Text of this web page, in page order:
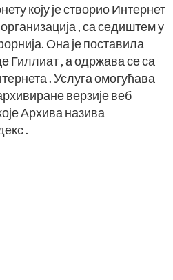
коју је створио Интернет
, са седиштем у
Она је поставила
Гиллиат , а одржава се са
. Услуга омогућава
верзије веб
Архива назива
.